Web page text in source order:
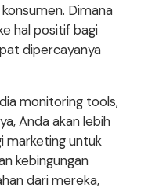
Dimana
hal positif bagi
dipercayanya
monitoring tools,
Anda akan lebih
marketing untuk
kebingungan
dari mereka,